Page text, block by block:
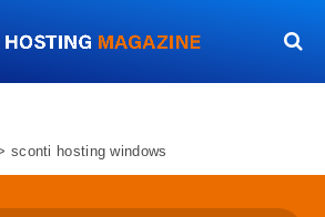
sconti hosting windows